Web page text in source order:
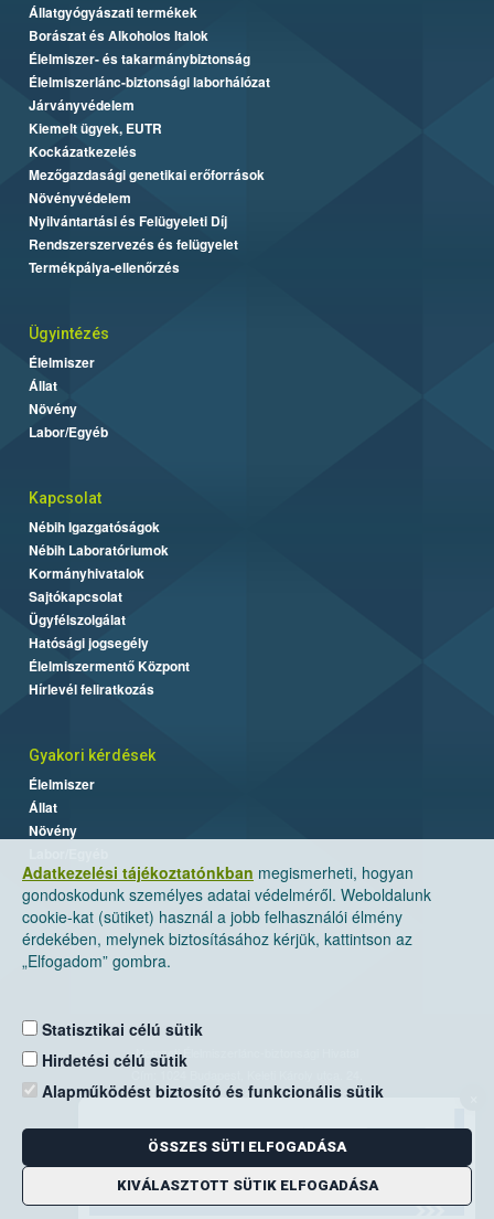
Adatkezelési tájékoztatónkban megismerheti, hogyan
gondoskodunk személyes adatai védelméről. Weboldalunk
cookie-kat (sütiket) használ a jobb felhasználói élmény
érdekében, melynek biztosításához kérjük, kattintson az
„Elfogadom” gombra.
Statisztikai célú sütik
Hirdetési célú sütik
Alapműködést biztosító és funkcionális sütik
ÖSSZES SÜTI ELFOGADÁSA
KIVÁLASZTOTT SÜTIK ELFOGADÁSA
Állatgyógyászati termékek
Borászat és Alkoholos Italok
Élelmiszer- és takarmánybiztonság
Élelmiszerlánc-biztonsági laborhálózat
Járványvédelem
Kiemelt ügyek, EUTR
Kockázatkezelés
Mezőgazdasági genetikai erőforrások
Növényvédelem
Nyilvántartási és Felügyeleti Díj
Rendszerszervezés és felügyelet
Termékpálya-ellenőrzés
Ügyintézés
Élelmiszer
Állat
Növény
Labor/Egyéb
Kapcsolat
Nébih Igazgatóságok
Nébih Laboratóriumok
Kormányhivatalok
Sajtókapcsolat
Ügyfélszolgálat
Hatósági jogsegély
Élelmiszermentő Központ
Hírlevél feliratkozás
Gyakori kérdések
Élelmiszer
Állat
Növény
Nemzeti Élelmiszerlánc-biztonsági Hivatal
Levelezési cím: 1525 Budapest. Pf. 30.
E-mail:ugyfelszolgalat@nebih.gov.hu
Zöld szám: 06-80/263-244
Telefon: 06-1/ 336-9000